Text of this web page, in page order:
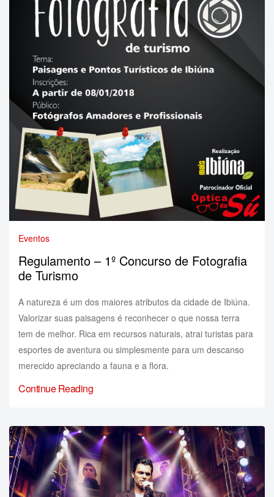
Eventos
Regulamento – 1º Concurso de Fotografia
de Turismo
A natureza é um dos maiores atributos da cidade de Ibiúna.
Valorizar suas paisagens é reconhecer o que nossa terra
tem de melhor. Rica em recursos naturais, atrai turistas para
esportes de aventura ou simplesmente para um descanso
merecido apreciando a fauna e a flora.
Continue Reading